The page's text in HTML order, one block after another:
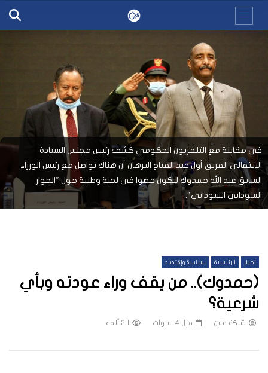
في مقابلة مع التلفزيون الحكومي كشف رئيس مجلس السيادة
الانتقالي الفريق أول عبد الفتاح البرهان أن هناك تواصل مع رئيس الوزراء
السابق عبد الله حمدوك ليكون عضوا في لجنة وطنية حول "الحوار
السوداني السوداني".
أخبار الرئيسية سياسة وإقتصاد
(حمدوك).. من يقف وراء عودته وبأي
شرعية؟
شبكة عاين قبل 4 سنوات 2.1 ألف